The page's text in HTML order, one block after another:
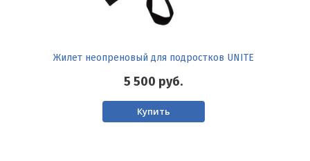
Жилет неопреновый для подростков UNITE
5 500 руб.
Купить